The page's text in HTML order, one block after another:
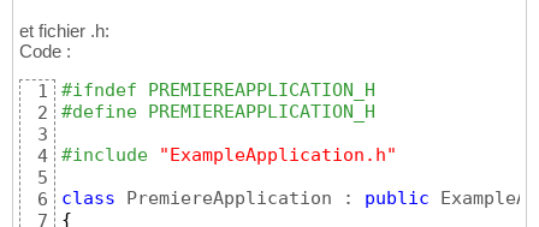
14
15
17
18
19
20
21
22
}
catch(Ogre::Exception& e
#if OGRE_PLATFORM == OGRE_PLATFORM_WIN32
#else
            e.getFullDescription
() .c_str ())
et fichier .h:
Code :
1
2
3
4
5
6
7
#ifndef PREMIEREAPPLICATION_H
#define PREMIEREAPPLICATION_H
#include "ExampleApplication.h"
class PremiereApplication : public
{